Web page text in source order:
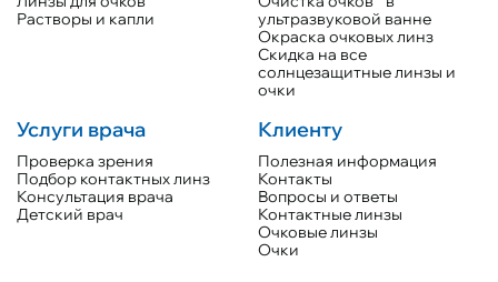
Растворы и капли
ультразвуковой ванне
Окраска очковых линз
Скидка на все
солнцезащитные линзы и
очки
Услуги врача
Проверка зрения
Подбор контактных линз
Консультация врача
Детский врач
Клиенту
Полезная информация
Контакты
Вопросы и ответы
Контактные линзы
Очковые линзы
Очки